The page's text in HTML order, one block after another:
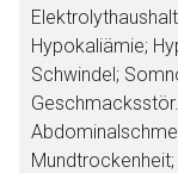
Hypokaliämie;
Schwindel;